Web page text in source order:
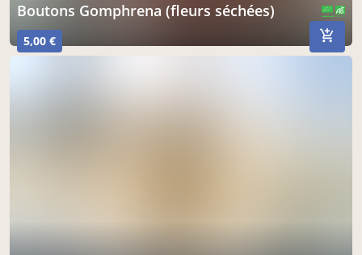
Boutons Gomphrena (fleurs séchées)
5,00 €